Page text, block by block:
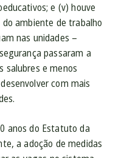
e (v) houve
ambiente de trabalho
nas unidades –
passaram a
salubres e menos
com mais
anos do Estatuto da
a adoção de medidas